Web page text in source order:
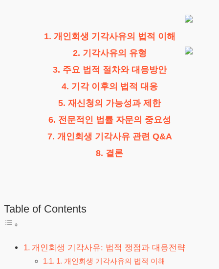
1. 개인회생 기각사유의 법적 이해
2. 기각사유의 유형
3. 주요 법적 절차와 대응방안
4. 기각 이후의 법적 대응
5. 재신청의 가능성과 제한
6. 전문적인 법률 자문의 중요성
7. 개인회생 기각사유 관련 Q&A
8. 결론
Table of Contents
개인회생 기각사유: 법적 쟁점과 대응전략
1. 개인회생 기각사유의 법적 이해